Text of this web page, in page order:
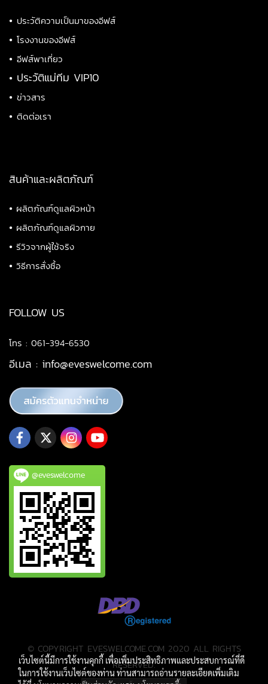
• ประวัติความเป็นมาของอีฟส์
• โรงงานของอีฟส์
• อีฟส์พาเที่ยว
• ประวัติแม่ทีม VIP10
• ข่าวสาร
• ติดต่อเรา
สินค้าและผลิตภัณฑ์
• ผลิตภัณฑ์ดูแลผิวหน้า
• ผลิตภัณฑ์ดูแลผิวกาย
• รีวิวจากผู้ใช้จริง
• วิธีการสั่งซื้อ
FOLLOW US
โทร : 061-394-6530
อีเมล : info@eveswelcome.com
@eveswelcome
© COPYRIGHT EVESWELCOME.COM 2020 ALL RIGHTS
RESERVED.
เว็บไซต์นี้มีการใช้งานคุกกี้ เพื่อเพิ่มประสิทธิภาพและประสบการณ์ที่ดี
ในการใช้งานเว็บไซต์ของท่าน ท่านสามารถอ่านรายละเอียดเพิ่มเติม